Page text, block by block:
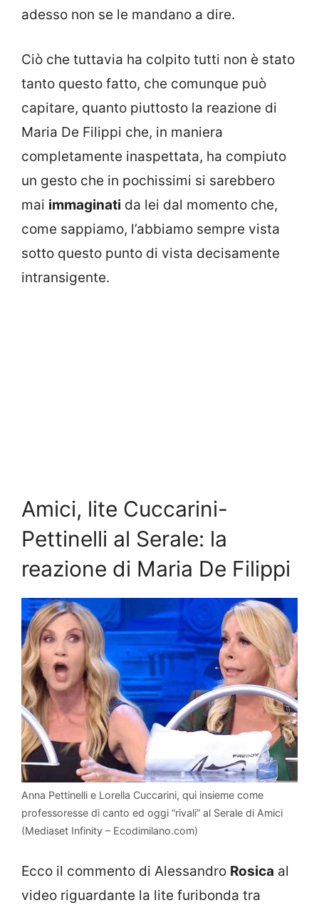
adesso non se le mandano a dire.
Ciò che tuttavia ha colpito tutti non è stato
tanto questo fatto, che comunque può
capitare, quanto piuttosto la reazione di
Maria De Filippi che, in maniera
completamente inaspettata, ha compiuto
un gesto che in pochissimi si sarebbero
mai immaginati da lei dal momento che,
come sappiamo, l’abbiamo sempre vista
sotto questo punto di vista decisamente
intransigente.
Amici, lite Cuccarini-
Pettinelli al Serale: la
reazione di Maria De Filippi
Anna Pettinelli e Lorella Cuccarini, qui insieme come
professoresse di canto ed oggi “rivali” al Serale di Amici
(Mediaset Infinity – Ecodimilano.com)
Ecco il commento di Alessandro Rosica al
video riguardante la lite furibonda tra